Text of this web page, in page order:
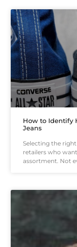
How to Identify
Jeans
Selecting the
retailers who
assortment. Not